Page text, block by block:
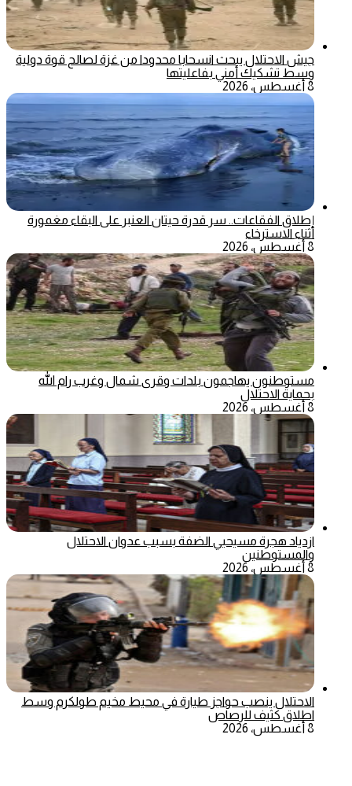
جيش الاحتلال يبحث انسحابا محدودا من غزة لصالح قوة دولية
وسط تشكيك أمني بفاعليتها
8 أغسطس، 2026
إطلاق الفقاعات.. سر قدرة حيتان العنبر على البقاء مغمورة
أثناء الاسترخاء
8 أغسطس، 2026
مستوطنون يهاجمون بلدات وقرى شمال وغرب رام الله
بحماية الاحتلال
8 أغسطس، 2026
ازدياد هجرة مسيحيي الضفة بسبب عدوان الاحتلال
والمستوطنين
8 أغسطس، 2026
الاحتلال ينصب حواجز طيارة في محيط مخيم طولكرم وسط
اطلاق كثيف للرصاص
8 أغسطس، 2026